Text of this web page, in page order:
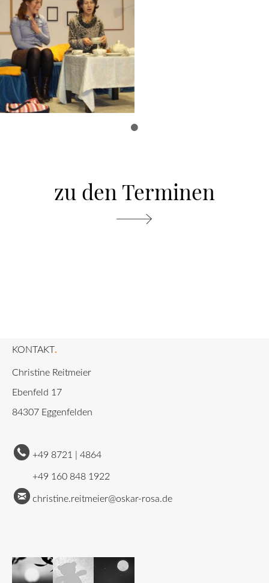
•
zu den Terminen
KONTAKT.
Christine Reitmeier
Ebenfeld 17
84307 Eggenfelden
+49 8721 | 4864
+49 160 848 1922
christine.reitmeier@oskar-rosa.de